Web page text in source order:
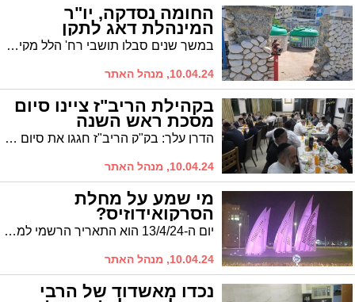
החומה נסדקה, יו"ר
המינהלת דאג לתקן
במשך שנים סבלו תושבי רח' הלל מקיר רעוע. פניה אחת ליו"ר מינהלת רובע ז' הביאה לתיקון הליקוי
10.04.24, מנהל האתר
בקהילת הריב"ז ציינו סיום
מסכת ראש השנה
הדרן עלך: בק"ק הריב"ז חגגו את סיום מסכת 'ראש השנה' במעמד מגיד השיעור הגה"צ רבי מאיר כהן שליט"א בעל "אוצר ספרי הלכה" | הרב עובדיה דהן יו"ר המועה"ד נשא דברי ברכה לכבוד המסיימים
10.04.24, מנהל האתר
מי שמע על מחלת
הסרקואידוזיס?
יום ה-13/4/24 הוא התאריך הרשמי למחלת הסרקוראידוזיס. ביום זה יוארו מבנים ומונומנטים באור סגול ובאשדוד, החל ממחר, נאיר גם אנחנו את כיכר המפרשים ואת כיכר עין השמש, ונתרום את חלקנו לקמפיין ההסברה שנועד להגביר את המודעות למחלה ולהכרות עם התסמינים ודרכי הטיפול. כל מה שצריך לדעת על הסרקואידוזיס
10.04.24, מנהל האתר
נכדו מאשדוד של הרבי